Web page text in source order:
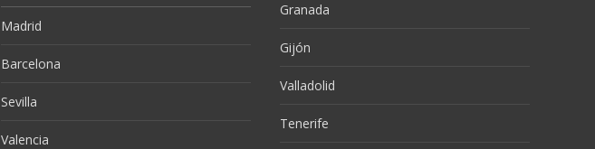
Madrid
Barcelona
Sevilla
Valencia
Granada
Gijón
Valladolid
Tenerife